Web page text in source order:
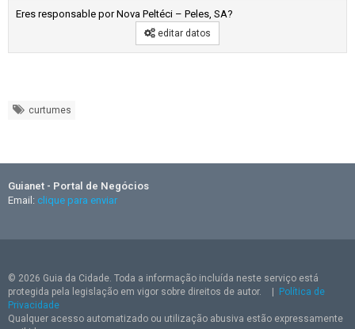
Eres responsable por Nova Peltéci – Peles, SA?
editar datos
curtumes
Guianet - Portal de Negócios
Email: clique para enviar
© 2026 Guia da Cidade. Toda a informação incluída neste serviço está
protegida pela legislação em vigor sobre direitos de autor.
Política de
Privacidade
Qualquer acesso automatizado ou utilização abusiva estão expressamente